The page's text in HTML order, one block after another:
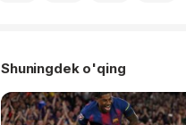
Shuningdek o'qing